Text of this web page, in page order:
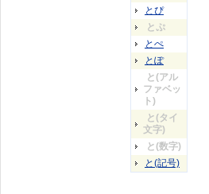
とぴ
とぷ
とぺ
とぽ
と(アル
ファベッ
ト)
と(タイ
文字)
と(数字)
と(記号)